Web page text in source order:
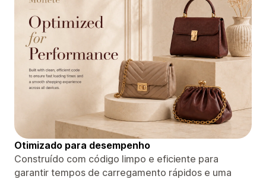
Otimizado para desempenho
Construído com código limpo e eficiente para
garantir tempos de carregamento rápidos e uma